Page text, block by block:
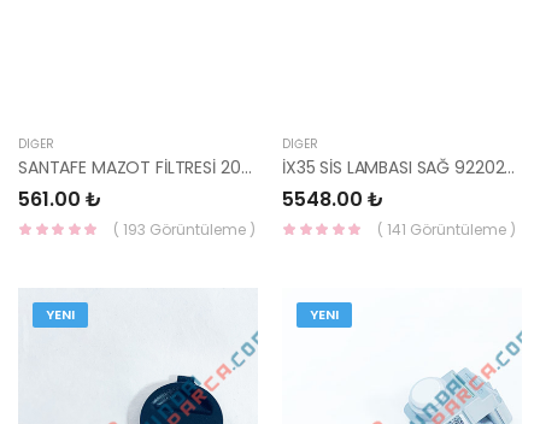
DIĞER
SANTAFE MAZOT FİLTRESİ 2001- 31922-26910-YS
561.00 ₺
( 193 Görüntüleme )
DIĞER
İX35 SİS LAMBASI SAĞ 92202-2Y000-HMC
5548.00 ₺
( 141 Görüntüleme )
YENI YENI